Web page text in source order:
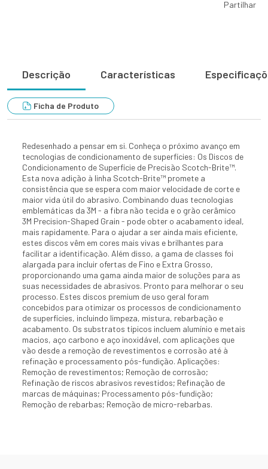
Partilhar
Descrição Características
Ficha de Produto
Redesenhado a pensar em si. Conheça o próximo avanço em
tecnologias de condicionamento de superfícies: Os Discos de
Condicionamento de Superfície de Precisão Scotch-Brite™.
Esta nova adição à linha Scotch-Brite™ promete a
consistência que se espera com maior velocidade de corte e
maior vida útil do abrasivo. Combinando duas tecnologias
emblemáticas da 3M - a fibra não tecida e o grão cerâmico
3M Precision-Shaped Grain - pode obter o acabamento ideal,
mais rapidamente. Para o ajudar a ser ainda mais eficiente,
estes discos vêm em cores mais vivas e brilhantes para
facilitar a identificação. Além disso, a gama de classes foi
alargada para incluir ofertas de Fino e Extra Grosso,
proporcionando uma gama ainda maior de soluções para as
suas necessidades de abrasivos. Pronto para melhorar o seu
processo. Estes discos premium de uso geral foram
concebidos para otimizar os processos de condicionamento
de superfícies, incluindo limpeza, mistura, rebarbação e
acabamento. Os substratos típicos incluem alumínio e metais
macios, aço carbono e aço inoxidável, com aplicações que
vão desde a remoção de revestimentos e corrosão até à
refinação e processamento pós-fundição. Aplicações:
Remoção de revestimentos; Remoção de corrosão;
Refinação de riscos abrasivos revestidos; Refinação de
marcas de máquinas; Processamento pós-fundição;
Remoção de rebarbas; Remoção de micro-rebarbas.